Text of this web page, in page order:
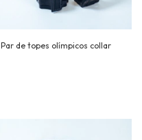
Par de topes olímpicos collar